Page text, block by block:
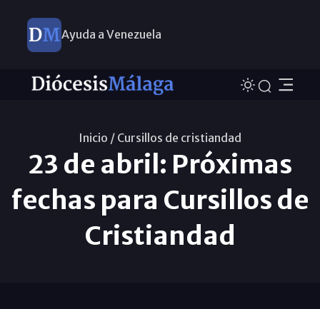
Ayuda a Venezuela
Inicio / Cursillos de cristiandad
23 de abril: Próximas
fechas para Cursillos de
Cristiandad